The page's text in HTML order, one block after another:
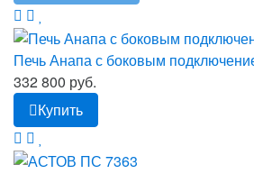
Печь Анапа с боковым
332 800 руб.
Купить